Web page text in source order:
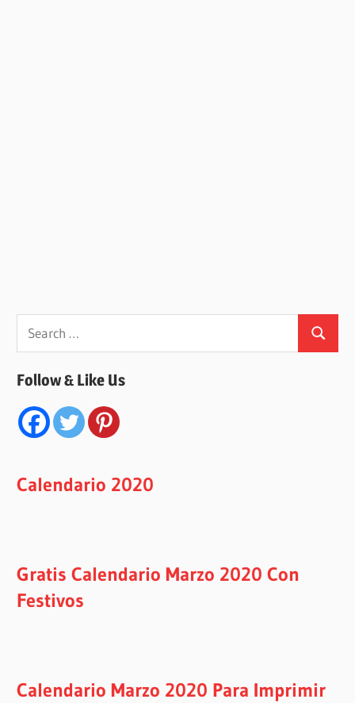
Search
for:
Search
Follow & Like Us
Calendario 2020
Gratis Calendario Marzo 2020 Con
Festivos
Calendario Marzo 2020 Para Imprimir